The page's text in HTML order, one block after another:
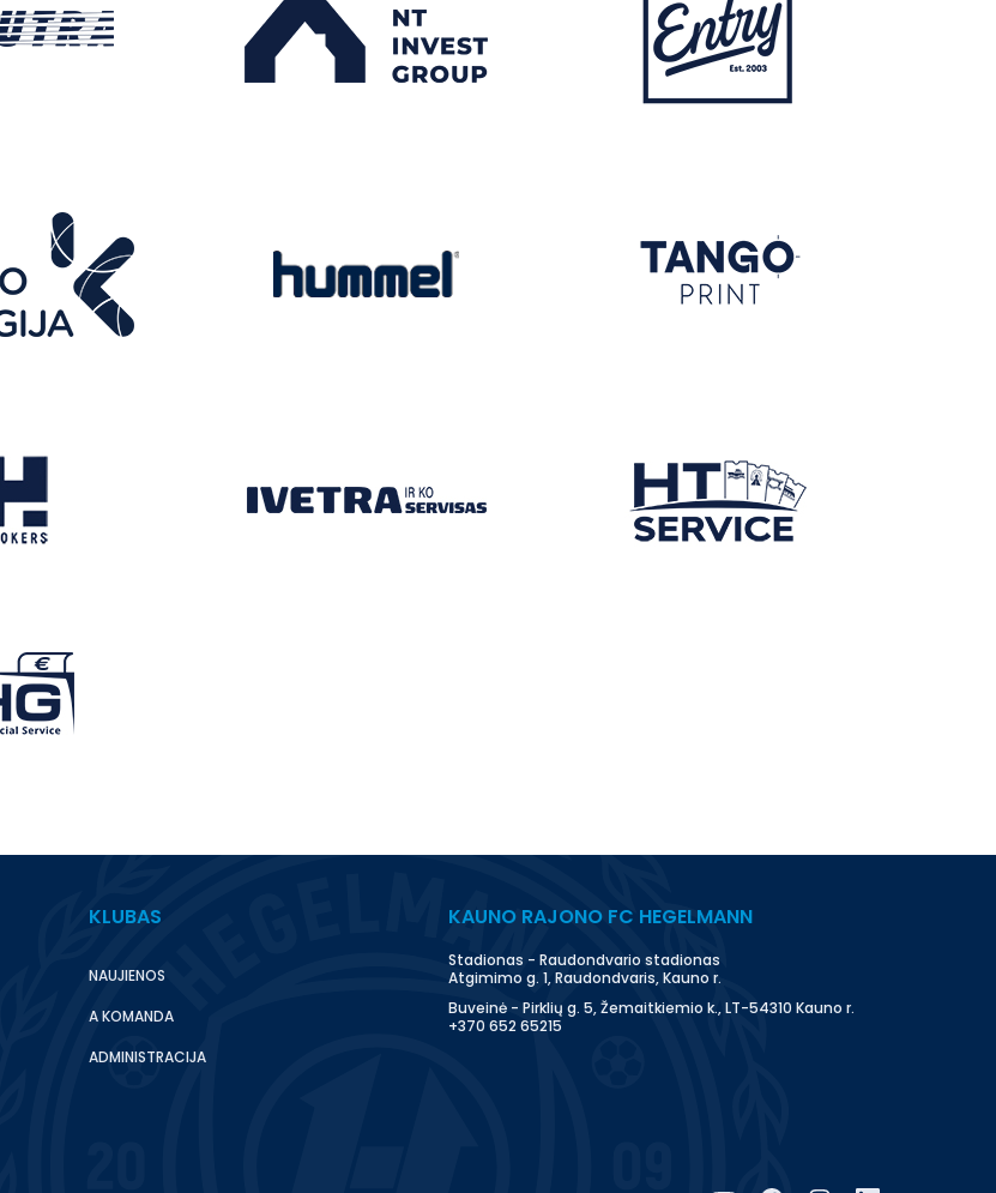
KLUBAS
NAUJIENOS
A KOMANDA
ADMINISTRACIJA
KAUNO RAJONO FC HEGELMANN
Stadionas - Raudondvario stadionas
Atgimimo g. 1, Raudondvaris, Kauno r.
Buveinė - Pirklių g. 5, Žemaitkiemio k., LT-54310 Kauno r.
+370 652 65215